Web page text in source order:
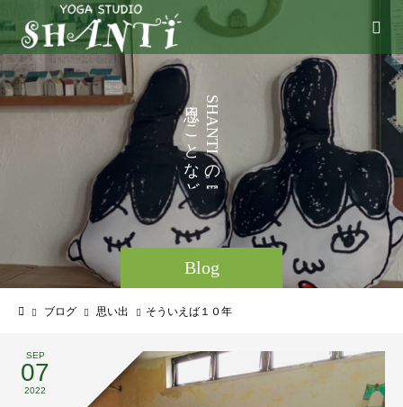
Blog
S
H
A
N
T
I
の
。
う
こ
と
な
ど
い
ろ
い
ろ
と
ブログ 思い出 そういえば１０年
SEP
07
2022